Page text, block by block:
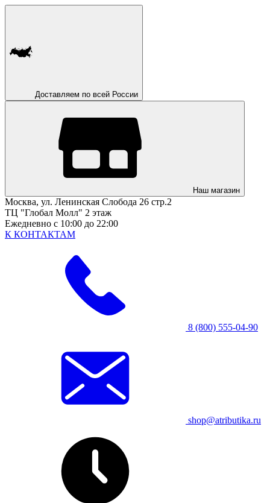
Доставляем по всей России
Наш магазин
Москва, ул. Ленинская Слобода 26 стр.2
ТЦ "Глобал Молл" 2 этаж
Ежедневно с 10:00 до 22:00
К КОНТАКТАМ
8 (800) 555-04-90
shop@atributika.ru